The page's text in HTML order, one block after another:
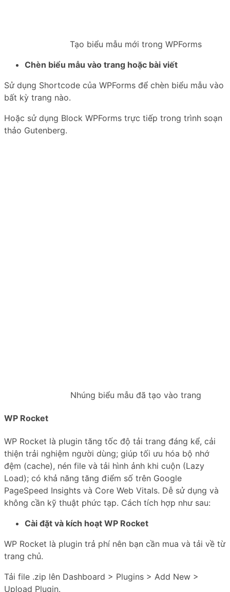
Tạo biểu mẫu mới trong WPForms
Chèn biểu mẫu vào trang hoặc bài viết
Sử dụng Shortcode của WPForms để chèn biểu mẫu vào
bất kỳ trang nào.
Hoặc sử dụng Block WPForms trực tiếp trong trình soạn
thảo Gutenberg.
Nhúng biểu mẫu đã tạo vào trang
WP Rocket
WP Rocket là plugin tăng tốc độ tải trang đáng kể, cải
thiện trải nghiệm người dùng; giúp tối ưu hóa bộ nhớ
đệm (cache), nén file và tải hình ảnh khi cuộn (Lazy
Load); có khả năng tăng điểm số trên Google
PageSpeed Insights và Core Web Vitals. Dễ sử dụng và
không cần kỹ thuật phức tạp. Cách tích hợp như sau:
Cài đặt và kích hoạt WP Rocket
WP Rocket là plugin trả phí nên bạn cần mua và tải về từ
trang chủ.
Tải file .zip lên Dashboard > Plugins > Add New >
Upload Plugin.